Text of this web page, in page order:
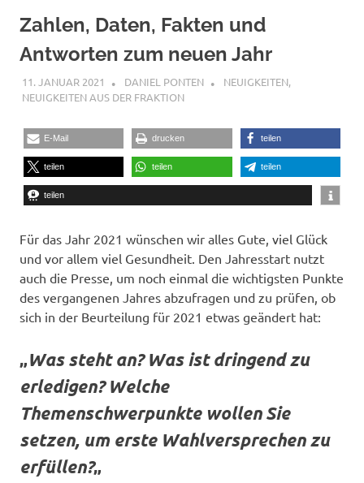
Zahlen, Daten, Fakten und
Antworten zum neuen Jahr
11. JANUAR 2021 DANIEL PONTEN NEUIGKEITEN,
NEUIGKEITEN AUS DER FRAKTION
E-Mail drucken teilen
teilen teilen teilen
teilen
Für das Jahr 2021 wünschen wir alles Gute, viel Glück
und vor allem viel Gesundheit. Den Jahresstart nutzt
auch die Presse, um noch einmal die wichtigsten Punkte
des vergangenen Jahres abzufragen und zu prüfen, ob
sich in der Beurteilung für 2021 etwas geändert hat:
„Was steht an? Was ist dringend zu
erledigen? Welche
Themenschwerpunkte wollen Sie
setzen, um erste Wahlversprechen zu
erfüllen?„